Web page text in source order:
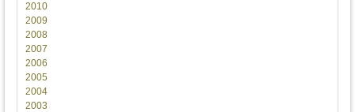
2010
2009
2008
2007
2006
2005
2004
2003